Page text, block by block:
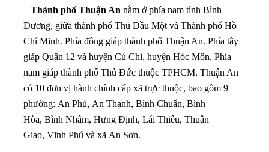
Thành phố Thuận An nằm ở phía nam tỉnh Bình
Dương, giữa thành phố Thủ Dầu Một và Thành phố Hồ
Chí Minh. Phía đông giáp thành phố Thuận An. Phía tây
giáp Quận 12 và huyện Củ Chi, huyện Hóc Môn. Phía
nam giáp thành phố Thủ Đức thuộc TPHCM. Thuận An
có 10 đơn vị hành chính cấp xã trực thuộc, bao gồm 9
phường: An Phú, An Thạnh, Bình Chuẩn, Bình
Hòa, Bình Nhâm, Hưng Định, Lái Thiêu, Thuận
Giao, Vĩnh Phú và xã An Sơn.